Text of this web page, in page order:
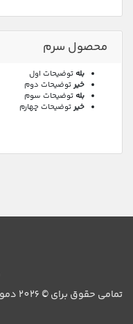
محصول سرم
بله توضیحات اول
خیرتوضیحات دوم
بله توضیحات سوم
خیرتوضیحات چهارم
تمامی حقوق برای © 2026 دموی Whmcs فارسی. محفوط می باشد.